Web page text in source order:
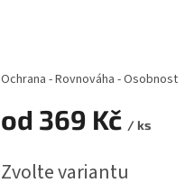
od 369 Kč / ks
cena:
Zvolte variantu
Ochrana - Rovnováha - Osobnost